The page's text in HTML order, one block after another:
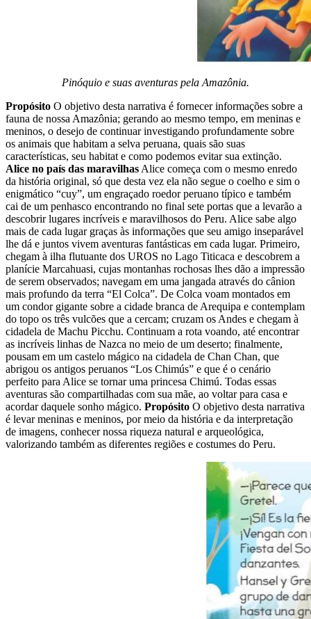
Pinóquio e suas aventuras pela Amazônia.
Propósito O objetivo desta narrativa é fornecer informações sobre a
fauna de nossa Amazônia; gerando ao mesmo tempo, em meninas e
meninos, o desejo de continuar investigando profundamente sobre
os animais que habitam a selva peruana, quais são suas
características, seu habitat e como podemos evitar sua extinção.
Alice no país das maravilhas Alice começa com o mesmo enredo
da história original, só que desta vez ela não segue o coelho e sim o
enigmático “cuy”, um engraçado roedor peruano típico e também
cai de um penhasco encontrando no final sete portas que a levarão a
descobrir lugares incríveis e maravilhosos do Peru. Alice sabe algo
mais de cada lugar graças às informações que seu amigo inseparável
lhe dá e juntos vivem aventuras fantásticas em cada lugar. Primeiro,
chegam à ilha flutuante dos UROS no Lago Titicaca e descobrem a
planície Marcahuasi, cujas montanhas rochosas lhes dão a impressão
de serem observados; navegam em uma jangada através do cânion
mais profundo da terra “El Colca”. De Colca voam montados em
um condor gigante sobre a cidade branca de Arequipa e contemplam
do topo os três vulcões que a cercam; cruzam os Andes e chegam à
cidadela de Machu Picchu. Continuam a rota voando, até encontrar
as incríveis linhas de Nazca no meio de um deserto; finalmente,
pousam em um castelo mágico na cidadela de Chan Chan, que
abrigou os antigos peruanos “Los Chimús” e que é o cenário
perfeito para Alice se tornar uma princesa Chimú. Todas essas
aventuras são compartilhadas com sua mãe, ao voltar para casa e
acordar daquele sonho mágico. Propósito O objetivo desta narrativa
é levar meninas e meninos, por meio da história e da interpretação
de imagens, conhecer nossa riqueza natural e arqueológica,
valorizando também as diferentes regiões e costumes do Peru.